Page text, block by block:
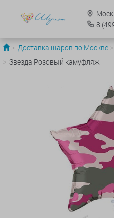
8
Доставка шаров по Москве
Звезда Розовый камуфляж